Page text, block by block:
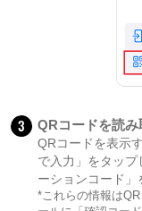
3 QRコードを読
QRコードを表示
で入力」をタッ
ーションコード」
*これらの情報は